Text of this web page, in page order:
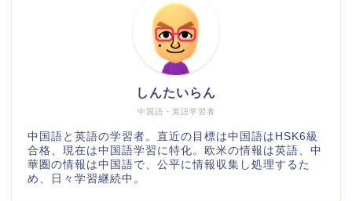
中国語・英語学習者
しんたいらん
中国語と英語の学習者。直近の目標は中国語はHSK6級
合格、現在は中国語学習に特化。欧米の情報は英語、中
華圏の情報は中国語で、公平に情報収集し処理するた
め、日々学習継続中。